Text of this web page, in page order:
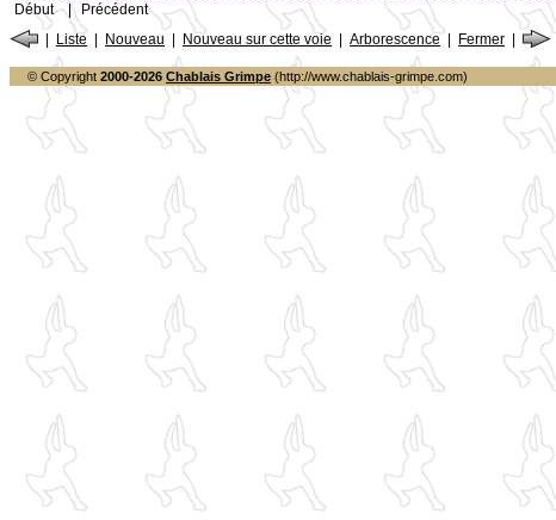
Début Précédent
Liste Nouveau Nouveau sur cette voie Arborescence Fermer
© Copyright 2000-2026 Chablais Grimpe (http://www.chablais-grimpe.com)